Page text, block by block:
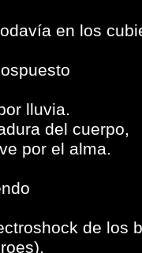
en los
lluvia.
del cuerpo,
por el alma.
de los